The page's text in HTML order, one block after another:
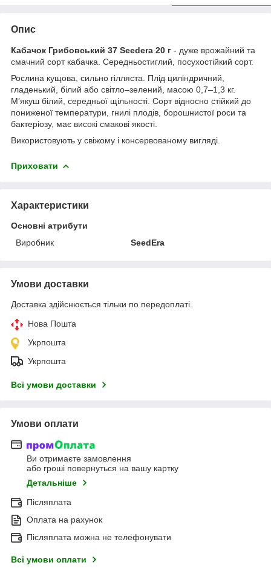
Опис
Кабачок Грибовський 37 Seedera 20 г - дуже врожайний та
смачний сорт кабачка. Середньостиглий, посухостійкий сорт.
Рослина кущова, сильно гілляста. Плід циліндричний,
гладенький, білий або світло–зелений, масою 0,7–1,3 кг.
М’якуш білий, середньої щільності. Сорт відносно стійкий до
пониженої температури, гнилі плодів, борошнистої роси та
бактеріозу, має високі смакові якості.
Використовують у свіжому і консервованому вигляді.
Приховати
Характеристики
Основні атрибути
Виробник
SeedEra
Умови доставки
Доставка здійснюється тільки по передоплаті.
Нова Пошта
Укрпошта
Укрпошта
Всі умови доставки
Умови оплати
Ви отримаєте замовлення
або гроші повернуться на вашу картку
Детальніше
Післяплата
Оплата на рахунок
Післяплата можна не телефонувати
Всі умови оплати